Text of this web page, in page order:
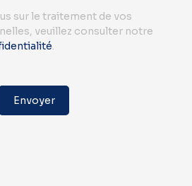
sur le traitement de vos
veuillez consulter notre
.
Envoyer